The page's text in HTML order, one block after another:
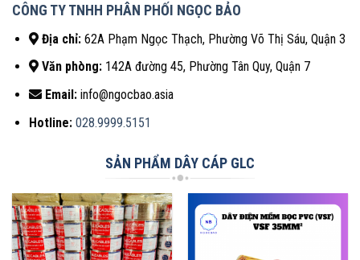
CÔNG TY TNHH PHÂN PHỐI NGỌC BẢO
Địa chỉ:62A Phạm Ngọc Thạch, Phường Võ Thị Sáu, Quận 3
Văn phòng:142A đường 45, Phường Tân Quy, Quận 7
Email:info@ngocbao.asia
Hotline: 028.9999.5151
SẢN PHẨM DÂY CÁP GLC